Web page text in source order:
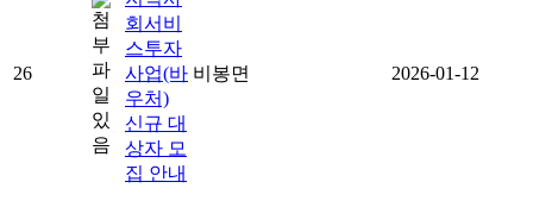
26
회서비
스투자
사업(바
우처)
신규 대
상자 모
집 안내
비봉면 2026-01-12